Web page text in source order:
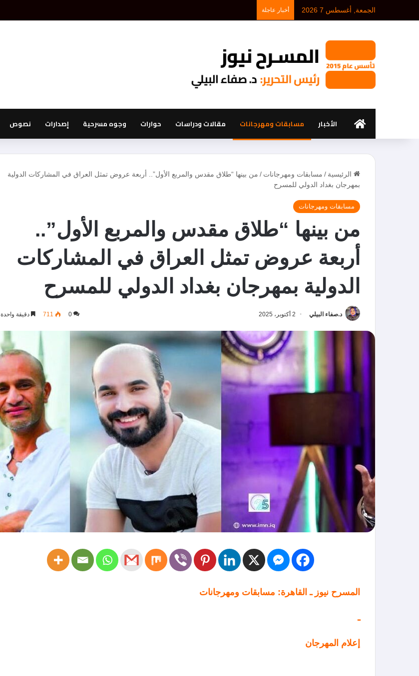
الجمعة, أغسطس 7 2026 أخبار عاجلة
الرئيسيةالأخبار مسابقات ومهرجانات مقالات ودراسات حوارات وجوه مسرحية إصدارات نصوص
الرئيسية / مسابقات ومهرجانات / من بينها “طلاق مقدس والمربع الأول”.. أربعة عروض تمثل العراق في المشاركات الدولية
بمهرجان بغداد الدولي للمسرح
مسابقات ومهرجانات
من بينها “طلاق مقدس والمربع الأول”..
أربعة عروض تمثل العراق في المشاركات
الدولية بمهرجان بغداد الدولي للمسرح
د.صفاء البيلي 2 أكتوبر، 2025 0
711 دقيقة واحدة
المسرح نيوز ـ القاهرة: مسابقات ومهرجانات
ـ
إعلام المهرجان